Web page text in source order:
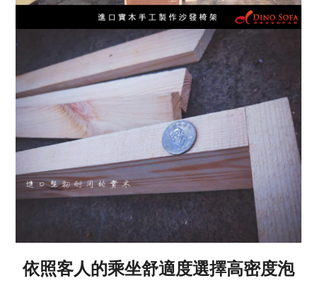
依照客人的乘坐舒適度選擇高密度泡